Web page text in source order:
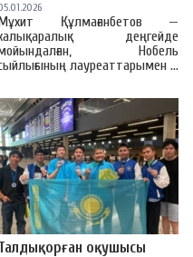
Құлмағанбетов —
деңгейде
Нобель
лауреаттарымен ...
оқушысы